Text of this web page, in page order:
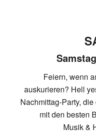
Feiern, wenn
auskurieren? Hell
Nachmittag-Party,
mit den besten
Musik &